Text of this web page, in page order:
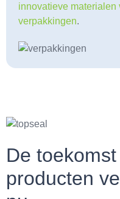
innovatieve materialen
verpakkingen.
De
producten